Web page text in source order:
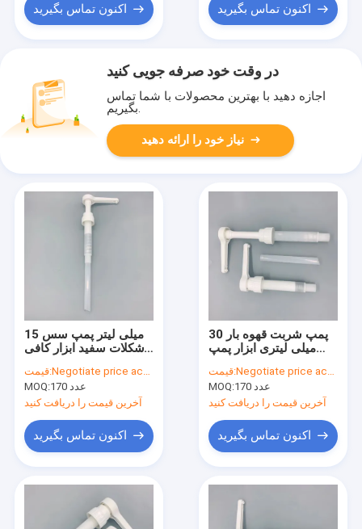
اکنون تماس بگیرید اکنون تماس بگیرید
در وقت خود صرفه جویی کنید
اجازه دهید با بهترین محصولات با شما تماس
بگیریم.
نیاز خود را ارائه دهید
15 میلی لیتر پمپ سس
شکلات سفید ابزار کافی
شدهقیمت:Negotiate price according to order quantity
MOQ:
170 عدد
آخرین قیمت را دریافت کنید
اکنون تماس بگیرید
پمپ شربت قهوه بار 30
میلی لیتری ابزار پمپ
قیمت:Negotiate price according to order quantity
MOQ:
170 عدد
آخرین قیمت را دریافت کنید
اکنون تماس بگیرید